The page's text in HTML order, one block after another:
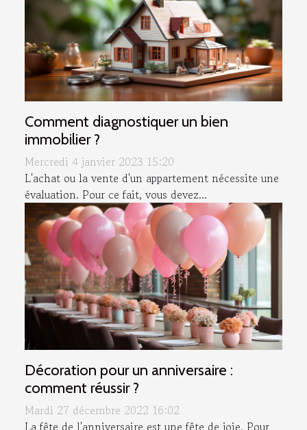
Comment diagnostiquer un bien
immobilier ?
Mercredi 4 janvier 2023 15:20
L'achat ou la vente d'un appartement nécessite une
évaluation. Pour ce fait, vous devez...
Décoration pour un anniversaire :
comment réussir ?
Mardi 27 décembre 2022 16:02
La fête de l'anniversaire est une fête de joie. Pour